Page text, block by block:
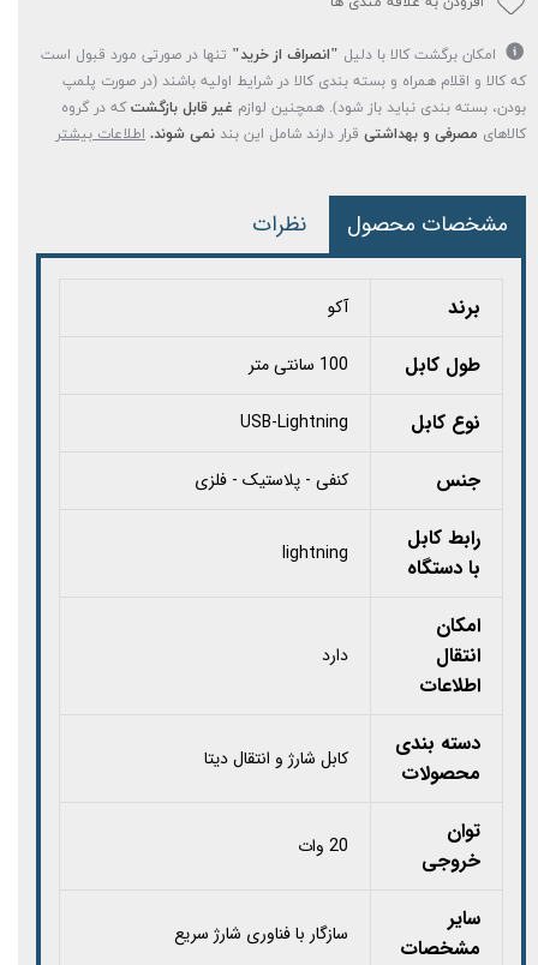
امکان برگشت کالا با دلیل "انصراف از خرید" تنها در صورتی مورد قبول است
که کالا و اقلام همراه و بسته بندی کالا در شرایط اولیه باشند (در صورت پلمپ
بودن، بسته بندی نباید باز شود). همچنین لوازم غیر قابل بازگشت که در گروه
کالاهای مصرفی و بهداشتی قرار دارند شامل این بند نمی شوند. اطلاعات بیشتر
مشخصات محصول نظرات
برند آکو
طول کابل 100 سانتی متر
نوع کابل USB-Lightning
جنس کنفی - پلاستیک - فلزی
رابط کابل
با دستگاه
lightning
امکان
انتقال
اطلاعات
دارد
دسته بندی
محصولات
کابل شارژ و انتقال دیتا
توان
خروجی
20 وات
سایر
مشخصات
سازگار با فناوری شارژ سریع